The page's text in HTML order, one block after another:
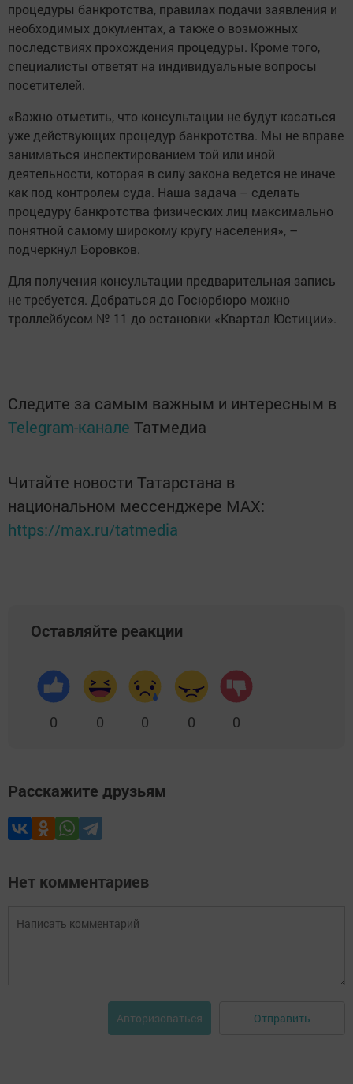
процедуры банкротства, правилах подачи заявления и
необходимых документах, а также о возможных
последствиях прохождения процедуры. Кроме того,
специалисты ответят на индивидуальные вопросы
посетителей.
«Важно отметить, что консультации не будут касаться
уже действующих процедур банкротства. Мы не вправе
заниматься инспектированием той или иной
деятельности, которая в силу закона ведется не иначе
как под контролем суда. Наша задача – сделать
процедуру банкротства физических лиц максимально
понятной самому широкому кругу населения», –
подчеркнул Боровков.
Для получения консультации предварительная запись
не требуется. Добраться до Госюрбюро можно
троллейбусом № 11 до остановки «Квартал Юстиции».
Следите за самым важным и интересным в
Telegram-канале Татмедиа
Читайте новости Татарстана в
национальном мессенджере MАХ:
https://max.ru/tatmedia
Оставляйте реакции
0 0 0 0 0
Расскажите друзьям
Нет комментариев
Авторизоваться Отправить